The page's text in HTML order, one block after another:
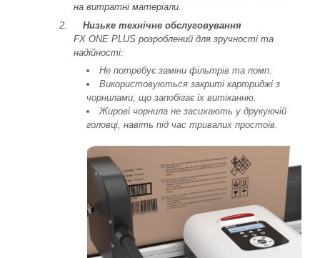
на витратні матеріали.
Низьке технічне обслуговування
FX ONE PLUS розроблений для зручності та
надійності:
Не потребує заміни фільтрів та помп.
Використовуються закриті картриджі з
чорнилами, що запобігає їх витіканню.
Жирові чорнила не засихають у друкуючій
головці, навіть під час тривалих простоїв.